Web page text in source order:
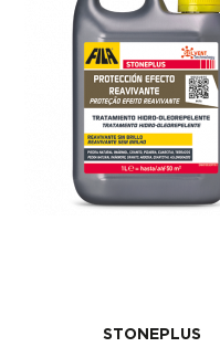
STONEPLUS